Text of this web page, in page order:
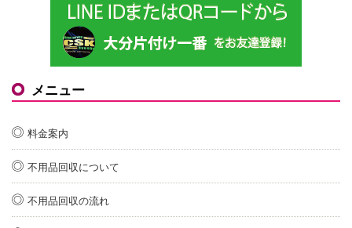
メニュー
料金案内
不用品回収について
不用品回収の流れ